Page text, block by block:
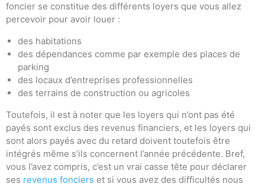
foncier se constitue des différents loyers que vous allez
percevoir pour avoir louer :
des habitations
des dépendances comme par exemple des places de
parking
des locaux d’entreprises professionnelles
des terrains de construction ou agricoles
Toutefois, il est à noter que les loyers qui n’ont pas été
payés sont exclus des revenus financiers, et les loyers qui
sont alors payés avec du retard doivent toutefois être
intégrés même s’ils concernent l’année précédente. Bref,
vous l’avez compris, c’est un vrai casse tête pour déclarer
ses revenus fonciers et si vous avez des difficultés nous